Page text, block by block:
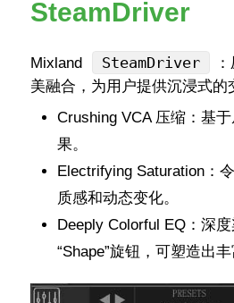
SteamDriver
Mixland SteamDriver
美融合，为用户提供沉浸式的
‌Crushing VCA 压缩：基
果。
‌Electrifying Saturation：
质感和动态变化。
Deeply Colorful EQ：深
“Shape”旋钮，可塑造出丰